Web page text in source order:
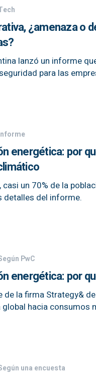
¿amenaza o
lanzó un informe
para las
energética: por
casi un 70% de la
detalles del informe.
PwC
energética: por
de la firma Strategy&
hacia consumos
una encuesta